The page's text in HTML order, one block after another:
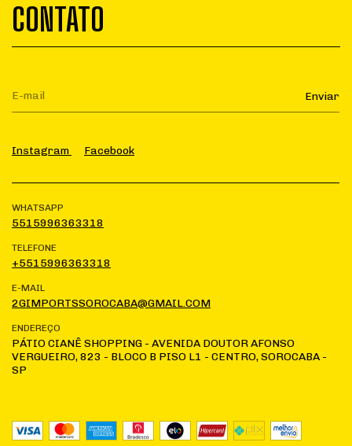
CONTATO
Instagram Facebook
WHATSAPP
5515996363318
TELEFONE
+5515996363318
E-MAIL
2GIMPORTSSOROCABA@GMAIL.COM
ENDEREÇO
PÁTIO CIANÊ SHOPPING - AVENIDA DOUTOR AFONSO
VERGUEIRO, 823 - BLOCO B PISO L1 - CENTRO, SOROCABA -
SP